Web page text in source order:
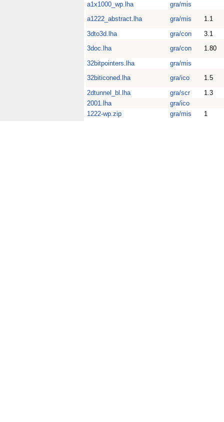
a1x1000_wp.lha
gra/mis
a1222_abstract.lha
gra/mis
1.1
3dto3d.lha
gra/con
3.1
3doc.lha
gra/con
1.80
32bitpointers.lha
gra/mis
32biticoned.lha
gra/ico
1.5
2dtunnel_bl.lha
gra/scr
1.3
2001.lha
gra/ico
1222-wp.zip
gra/mis 1